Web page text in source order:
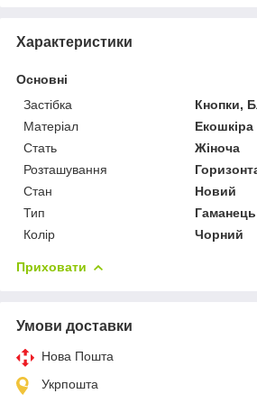
Характеристики
Основні
Застібка
Кнопки,
Матеріал
Екошкіра
Стать
Жіноча
Розташування
Стан
Новий
Тип
Гаманець
Колір
Чорний
Приховати
Умови доставки
Нова Пошта
Укрпошта